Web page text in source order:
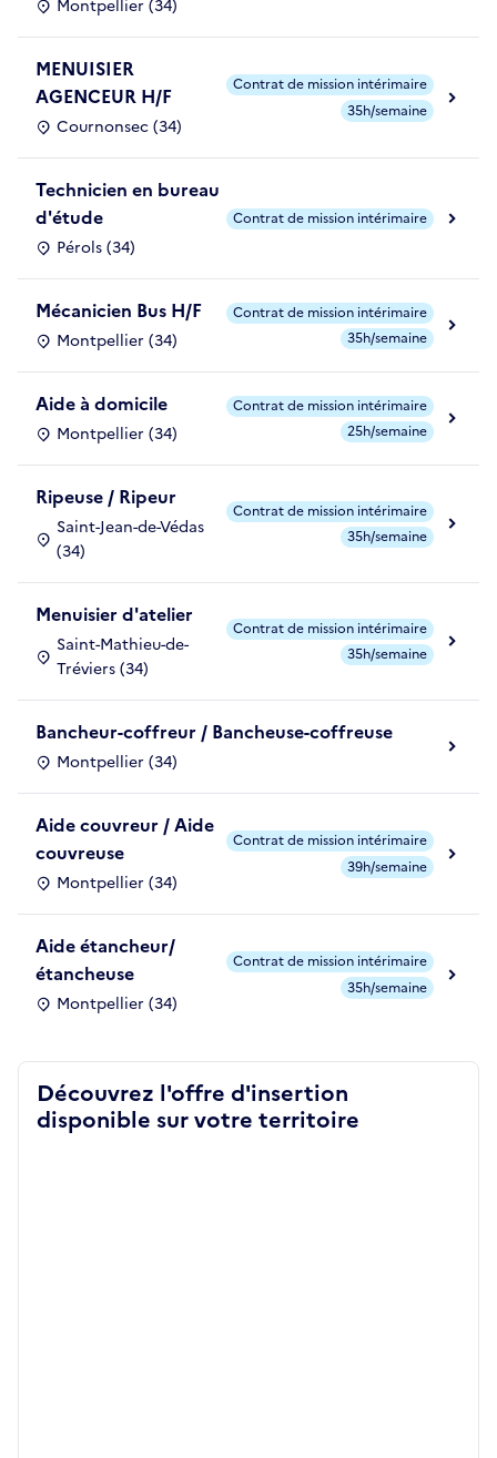
Montpellier (34)
MENUISIER
AGENCEUR H/F
Cournonsec (34)
Contrat de mission intérimaire
35h/semaine
Technicien en bureau
d'étude
Pérols (34)
Contrat de mission intérimaire
Mécanicien Bus H/F
Montpellier (34)
Contrat de mission intérimaire
35h/semaine
Aide à domicile
Montpellier (34)
Contrat de mission intérimaire
25h/semaine
Ripeuse / Ripeur
Saint-Jean-de-Védas
(34)
Contrat de mission intérimaire
35h/semaine
Menuisier d'atelier
Saint-Mathieu-de-
Tréviers (34)
Contrat de mission intérimaire
35h/semaine
Bancheur-coffreur / Bancheuse-coffreuse
Montpellier (34)
Aide couvreur / Aide
couvreuse
Montpellier (34)
Contrat de mission intérimaire
39h/semaine
Aide étancheur/
étancheuse
Montpellier (34)
Contrat de mission intérimaire
35h/semaine
Découvrez l'offre d'insertion
disponible sur votre territoire